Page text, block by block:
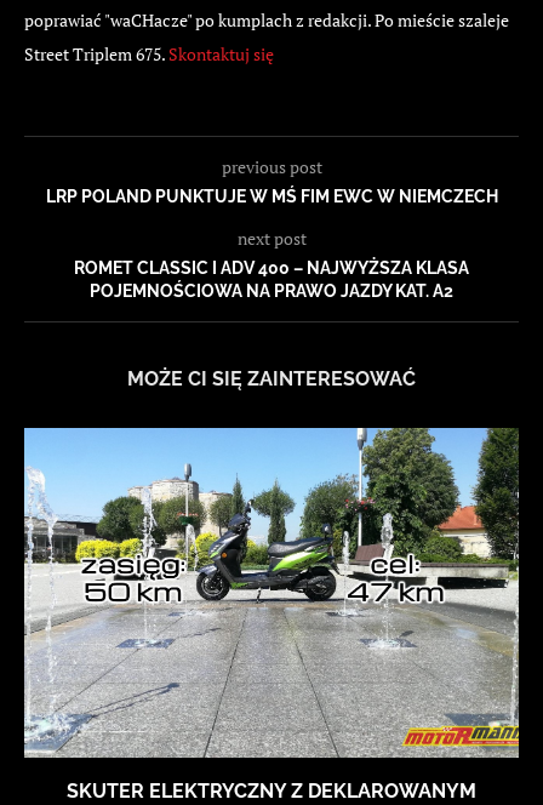
poprawiać "waCHacze" po kumplach z redakcji. Po mieście szaleje
Street Triplem 675. Skontaktuj się
previous post
LRP POLAND PUNKTUJE W MŚ FIM EWC W NIEMCZECH
next post
ROMET CLASSIC I ADV 400 – NAJWYŻSZA KLASA
POJEMNOŚCIOWA NA PRAWO JAZDY KAT. A2
MOŻE CI SIĘ ZAINTERESOWAĆ
SKUTER ELEKTRYCZNY Z DEKLAROWANYM